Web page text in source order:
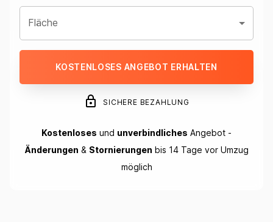
Fläche
KOSTENLOSES ANGEBOT ERHALTEN
SICHERE BEZAHLUNG
Kostenloses und unverbindliches Angebot -
Änderungen & Stornierungen bis 14 Tage vor Umzug
möglich